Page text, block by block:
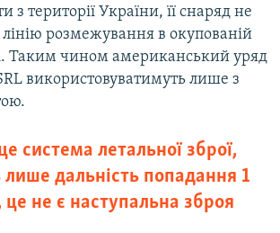
з території України, її снаряд не
розмежування в окупованій
Таким чином американський уряд
використовуватимуть лише з
система летальної зброї,
дальність попадання 1
не є наступальна зброя